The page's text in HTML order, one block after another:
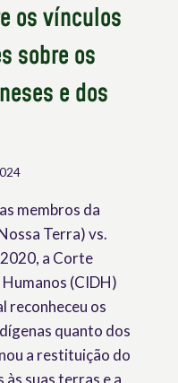
os vínculos
sobre os
e dos
membros da
Terra) vs.
a Corte
(CIDH)
reconheceu os
quanto dos
a restituição do
suas terras e a